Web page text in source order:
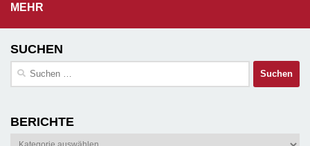
MEHR
SUCHEN
Suchen
BERICHTE
Berichte